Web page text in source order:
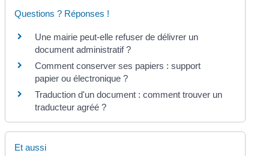
Questions ? Réponses !
Une mairie peut-elle refuser de délivrer un
document administratif ?
Comment conserver ses papiers : support
papier ou électronique ?
Traduction d'un document : comment trouver un
traducteur agréé ?
Et aussi